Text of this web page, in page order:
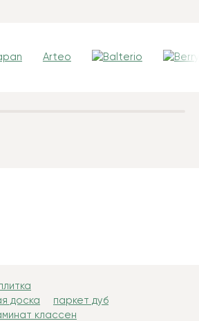
Arteo
доска
паркет дуб
классен